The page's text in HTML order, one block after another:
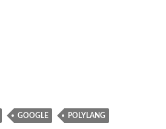
GOOGLE POLYLANG